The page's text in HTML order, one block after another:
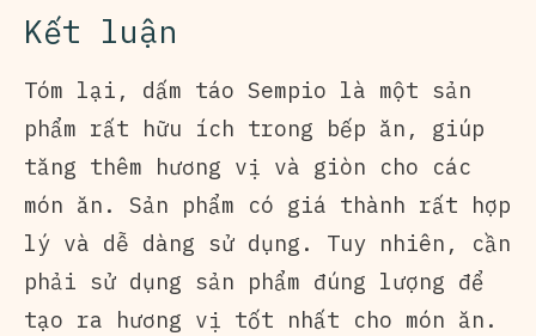
Kết luận
Tóm lại, dấm táo Sempio là một sản
phẩm rất hữu ích trong bếp ăn, giúp
tăng thêm hương vị và giòn cho các
món ăn. Sản phẩm có giá thành rất hợp
lý và dễ dàng sử dụng. Tuy nhiên, cần
phải sử dụng sản phẩm đúng lượng để
tạo ra hương vị tốt nhất cho món ăn.